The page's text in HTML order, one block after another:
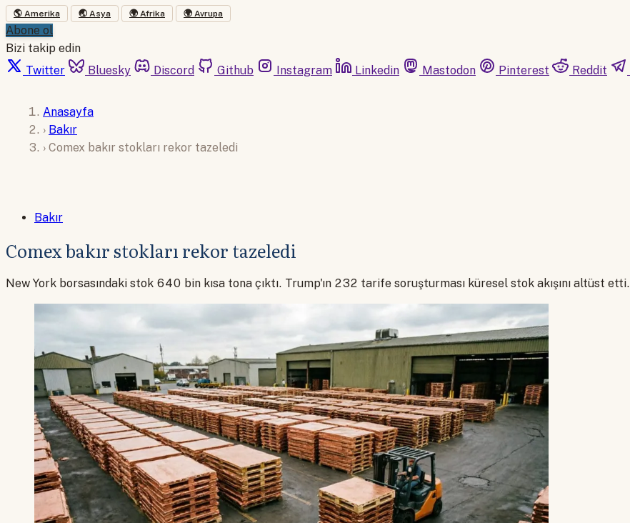
🌎 Amerika 🌏 Asya 🌍 Afrika 🌍 Avrupa
Abone ol
Bizi takip edin
Twitter
Bluesky Discord Github Instagram Linkedin Mastodon Pinterest Reddit
Anasayfa
› Bakır
› Comex bakır stokları rekor tazeledi
Bakır
Comex bakır stokları rekor tazeledi
New York borsasındaki stok 640 bin kısa tona çıktı. Trump'ın 232 tarife soruşturması küresel stok akışını altüst etti.